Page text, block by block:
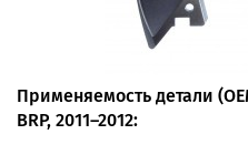
Применяемость детали
BRP, 2011–2012: